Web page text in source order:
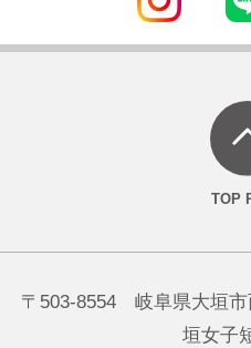
〒503-8554 岐阜県大垣
垣女子